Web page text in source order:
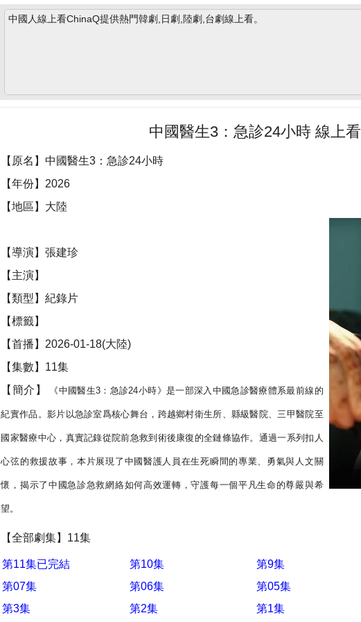
中國人線上看ChinaQ提供熱門韓劇,日劇,陸劇,台劇線上看。
中國醫生3：急診24小時 線上看
【原名】中國醫生3：急診24小時
【年份】2026
【地區】大陸
【導演】張建珍
【主演】
【類型】紀錄片
【標籤】
【首播】2026-01-18(大陸)
【集數】11集
【簡介】
《中國醫生3：急診24小時》是一部深入中國急診醫療體系最前線的
紀實作品。影片以急診室爲核心舞台，跨越鄉村衛生所、縣級醫院、三甲醫院至
國家醫療中心，真實記錄從院前急救到術後康復的全鏈條協作。通過一系列扣人
心弦的救援故事，本片展現了中國醫護人員在生死瞬間的專業、勇氣與人文關
懷，揭示了中國急診急救網絡如何高效運轉，守護每一個平凡生命的尊嚴與希
望。
【全部劇集】11集
第11集已完結 第10集 第9集
第07集
第06集 第05集
第3集
第2集 第1集